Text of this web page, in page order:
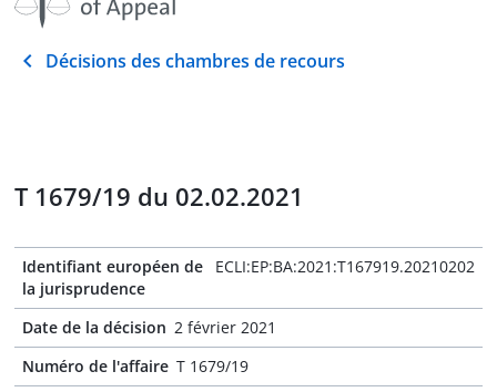
Décisions des chambres de recours
T 1679/19 du 02.02.2021
Identifiant européen de
la jurisprudence
ECLI:EP:BA:2021:T167919.20210202
Date de la décision 2 février 2021
Numéro de l'affaire T 1679/19